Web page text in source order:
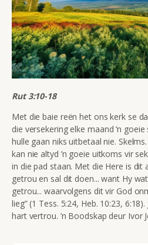
Rut 3:10-18
Met die baie reën het ons kerk se
die versekering elke maand ’n
hulle gaan niks uitbetaal nie.
kan nie altyd ’n goeie uitkoms vir
in die pad staan. Met die Here is dit
getrou en sal dit doen... want Hy
getrou... waarvolgens dit vir God
lieg” (1 Tess. 5:24, Heb. 10:23,
hart vertrou. ’n Boodskap deur Ivor